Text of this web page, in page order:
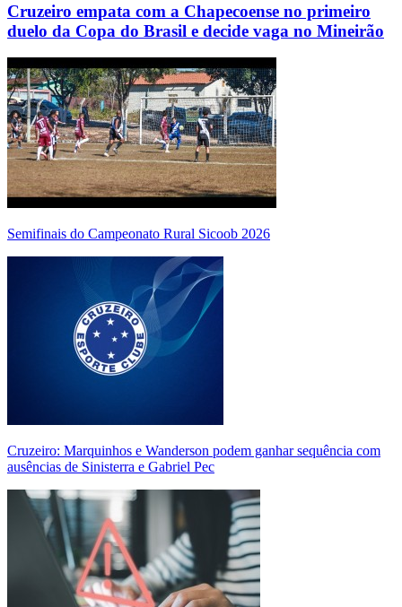
Cruzeiro empata com a Chapecoense no primeiro
duelo da Copa do Brasil e decide vaga no Mineirão
Semifinais do Campeonato Rural Sicoob 2026
Cruzeiro: Marquinhos e Wanderson podem ganhar sequência com
ausências de Sinisterra e Gabriel Pec